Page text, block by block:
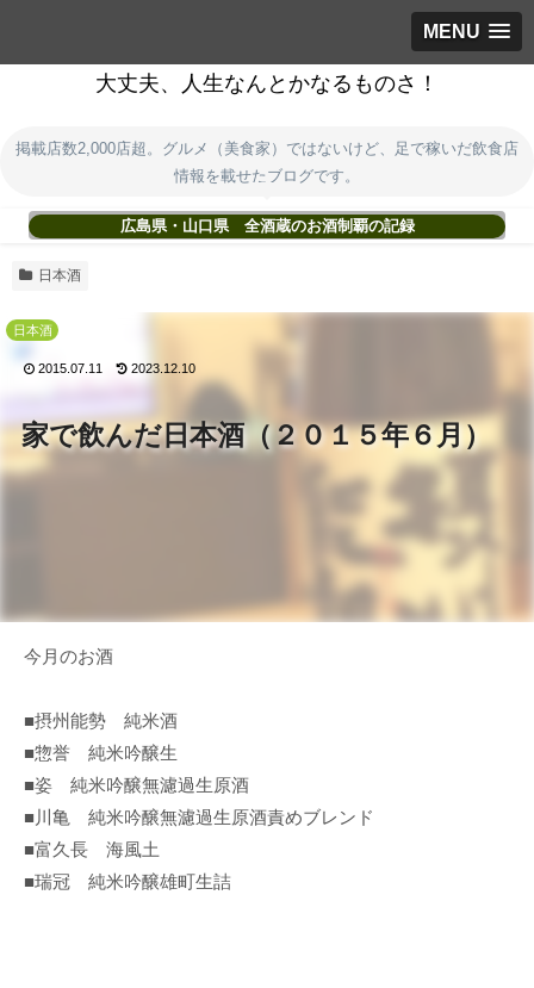
MENU
大丈夫、人生なんとかなるものさ！
掲載店数2,000店超。グルメ（美食家）ではないけど、足で稼いだ飲食店
情報を載せたブログです。
広島県・山口県 全酒蔵のお酒制覇の記録
日本酒
家で飲んだ日本酒（２０１５年６月）
日本酒
2015.07.11 2023.12.10
今月のお酒
■摂州能勢 純米酒
■惣誉 純米吟醸生
■姿 純米吟醸無濾過生原酒
■川亀 純米吟醸無濾過生原酒責めブレンド
■富久長 海風土
■瑞冠 純米吟醸雄町生詰